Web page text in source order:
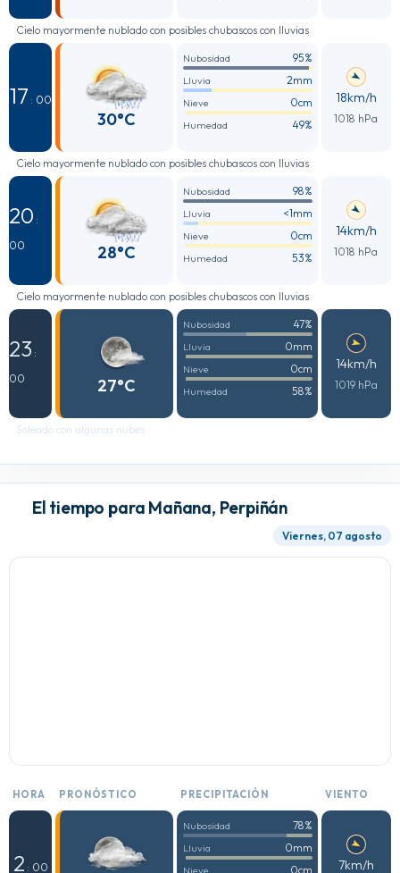
Cielo mayormente nublado con posibles chubascos con lluvias
17 : 00
30°C
Nubosidad 95%
Lluvia 2mm
Nieve 0cm
Humedad 49%
18km/h
1018 hPa
Cielo mayormente nublado con posibles chubascos con lluvias
20 :
00
28°C
Nubosidad 98%
Lluvia <1mm
Nieve 0cm
Humedad 53%
14km/h
1018 hPa
Cielo mayormente nublado con posibles chubascos con lluvias
23 :
00
27°C
Nubosidad 47%
Lluvia 0mm
Nieve 0cm
Humedad 58%
14km/h
1019 hPa
Soleado con algunas nubes
El tiempo para Mañana, Perpiñán
Viernes, 07 agosto
HORA PRONÓSTICO PRECIPITACIÓN VIENTO
2 : 00
Nubosidad 78%
Lluvia 0mm
Nieve 0cm 7km/h